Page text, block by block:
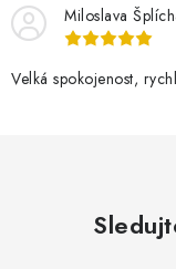
Miloslava
Velká spokojenost,